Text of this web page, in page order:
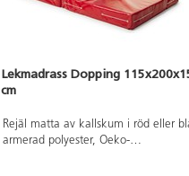
Lekmadrass Dopping
cm
Rejäl matta av kallskum i röd eller
armerad polyester, Oeko-